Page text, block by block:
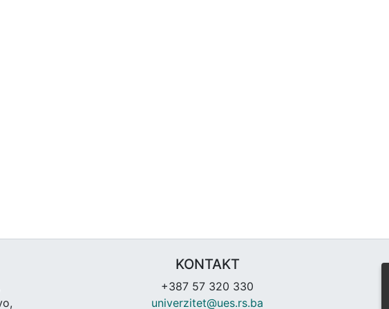
KONTAKT
+387 57 320 330
univerzitet@ues.rs.ba